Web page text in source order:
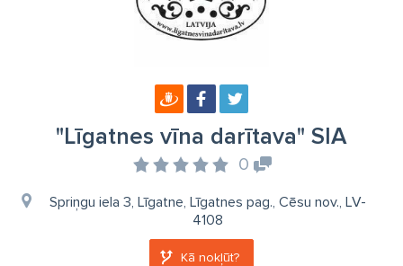
"Līgatnes vīna darītava" SIA
0
Spriņgu iela 3, Līgatne, Līgatnes pag., Cēsu nov., LV-
4108
Kā nokļūt?